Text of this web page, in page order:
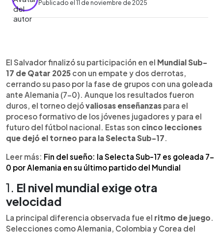
Publicado el 11 de noviembre de 2025
Escuchar artículo
El Salvador cerró su participación en el Mundial
Sub-17 de Qatar con importantes lecciones para
el futuro. El torneo evidenció la necesidad de
elevar el ritmo competitivo, fortalecer la
estructura del fútbol juvenil y dar continuidad a los
procesos. Destacaron la actuación del portero
Oliver Sigernes, figura en el empate ante
Colombia, y la experiencia ganada por jóvenes de
la categoría 2009 que formarán parte del próximo
Premundial. Aunque los resultados no
acompañaron, el aprendizaje fue profundo: la
Azulita dio un paso importante en su desarrollo,
con la mirada puesta en el siguiente desafío
rumbo al Mundial Sub-20.
El Salvador finalizó su participación en el Mundial Sub-
17 de Qatar 2025 con un empate y dos derrotas,
cerrando su paso por la fase de grupos con una goleada
ante Alemania (7-0). Aunque los resultados fueron
duros, el torneo dejóvaliosas enseñanzas para el
proceso formativo de los jóvenes jugadores y para el
futuro del fútbol nacional. Estas son cinco lecciones
que dejó el torneo para la Selecta Sub-17.
Leer más: Fin del sueño: la Selecta Sub-17 es goleada 7-
0 por Alemania en su último partido del Mundial
1. El nivel mundial exige otra
velocidad
La principal diferencia observada fue el ritmo de juego.
Selecciones como Alemania, Colombia y Corea del